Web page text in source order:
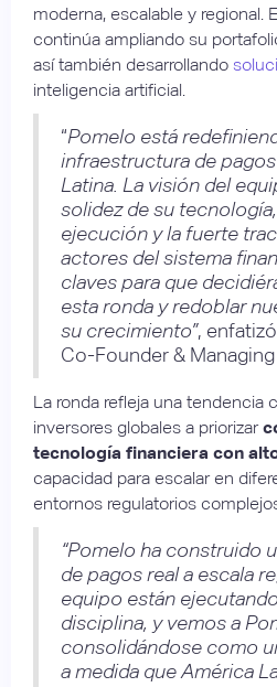
moderna, escalable y regional.
continúa ampliando su
así también desarrollando
inteligencia artificial.
“Pomelo está
infraestructura de
Latina. La visión del
solidez de su
ejecución y la fuerte
actores del sistema
claves para que
esta ronda y redoblar
su crecimiento”,
Co-Founder & Managing
La ronda refleja una tendencia
inversores globales a priorizar
tecnología financiera con
capacidad para escalar en
entornos regulatorios
“Pomelo ha construido
de pagos real a escala
equipo están
disciplina, y vemos a
consolidándose como
a medida que América